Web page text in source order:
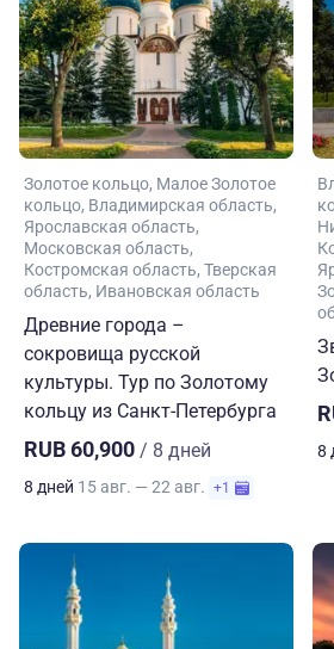
Золотое кольцо Малое Золотое
кольцо Владимирская область
Ярославская область
Московская область
Костромская область Тверская
область Ивановская область
Древние города –
сокровища русской
культуры. Тур по Золотому
кольцу из Санкт-Петербурга
RUB 60,900 / 8 дней
8 дней 15 авг. — 22 авг. +1
8